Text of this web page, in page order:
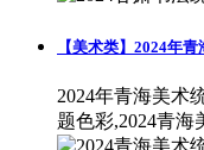
【美术类】2024年
2024年青海美术
题色彩,2024青海